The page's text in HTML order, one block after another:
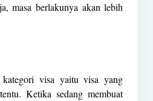
masa berlakunya akan lebih
kategori visa yaitu visa yang
Ketika sedang membuat